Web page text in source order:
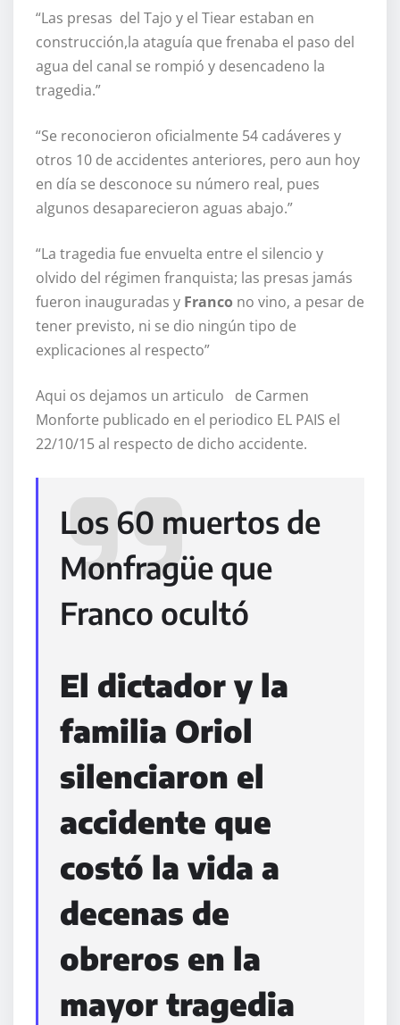
“Las presas del Tajo y el Tiear estaban en
construcción,la ataguía que frenaba el paso del
agua del canal se rompió y desencadeno la
tragedia.”
“Se reconocieron oficialmente 54 cadáveres y
otros 10 de accidentes anteriores, pero aun hoy
en día se desconoce su número real, pues
algunos desaparecieron aguas abajo.”
“La tragedia fue envuelta entre el silencio y
olvido del régimen franquista; las presas jamás
fueron inauguradas y Franco no vino, a pesar de
tener previsto, ni se dio ningún tipo de
explicaciones al respecto”
Aqui os dejamos un articulo de Carmen
Monforte publicado en el periodico EL PAIS el
22/10/15 al respecto de dicho accidente.
Los 60 muertos de
Monfragüe que
Franco ocultó
El dictador y la
familia Oriol
silenciaron el
accidente que
costó la vida a
decenas de
obreros en la
mayor tragedia